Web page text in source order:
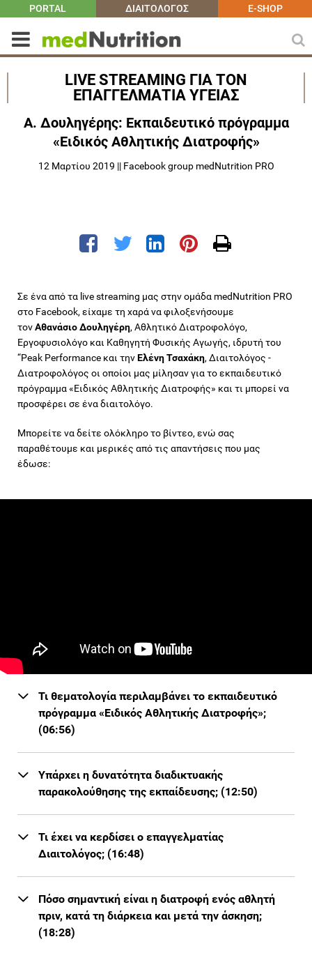
PORTAL ΔΙΑΙΤΟΛΟΓΟΣ E-SHOP
LIVE STREAMING ΓΙΑ ΤΟΝ
ΕΠΑΓΓΕΛΜΑΤΙΑ ΥΓΕΙΑΣ
A. Δουληγέρης: Εκπαιδευτικό πρόγραμμα
«Ειδικός Αθλητικής Διατροφής»
12 Μαρτίου 2019 || Facebook group medNutrition PRO
Σε ένα από τα live streaming μας στην ομάδα medNutrition PRO
στο Facebook, είχαμε τη χαρά να φιλοξενήσουμε
τονΑθανάσιο Δουληγέρη, Αθλητικό Διατροφολόγο,
Εργοφυσιολόγο και Καθηγητή Φυσικής Αγωγής, ιδρυτή του
“Peak Performance και τηνΕλένη Τσαχάκη, Διαιτολόγος -
Διατροφολόγος οι οποίοι μας μίλησαν για το εκπαιδευτικό
πρόγραμμα «Ειδικός Αθλητικής Διατροφής» και τι μπορεί να
προσφέρει σε ένα διαιτολόγο.
Μπορείτε να δείτε ολόκληρο το βίντεο, ενώ σας
παραθέτουμε και μερικές από τις απαντήσεις που μας
έδωσε:
Τι θεματολογία περιλαμβάνει το εκπαιδευτικό
πρόγραμμα «Ειδικός Αθλητικής Διατροφής»;
(06:56)
Υπάρχει η δυνατότητα διαδικτυακής
παρακολούθησης της εκπαίδευσης; (12:50)
Τι έχει να κερδίσει ο επαγγελματίας
Διαιτολόγος; (16:48)
Πόσο σημαντική είναι η διατροφή ενός αθλητή
πριν, κατά τη διάρκεια και μετά την άσκηση;
(18:28)